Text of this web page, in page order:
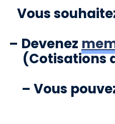
Vous
– Devenez
(Cotisations
– Vous